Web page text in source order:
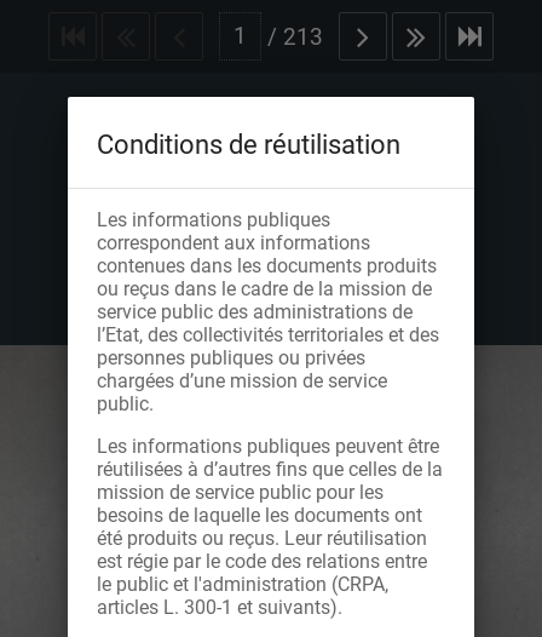
/ 213
Conditions de réutilisation
Les informations publiques
correspondent aux informations
contenues dans les documents produits
ou reçus dans le cadre de la mission de
service public des administrations de
l’Etat, des collectivités territoriales et des
personnes publiques ou privées
chargées d’une mission de service
public.
Les informations publiques peuvent être
réutilisées à d’autres fins que celles de la
mission de service public pour les
besoins de laquelle les documents ont
été produits ou reçus. Leur réutilisation
est régie par le code des relations entre
le public et l'administration (CRPA,
articles L. 300-1 et suivants).